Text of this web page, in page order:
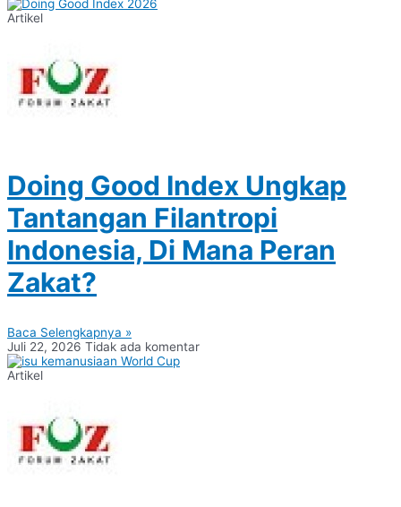
Artikel
Doing Good Index Ungkap
Tantangan Filantropi
Indonesia, Di Mana Peran
Zakat?
Baca Selengkapnya »
Juli 22, 2026 Tidak ada komentar
Artikel